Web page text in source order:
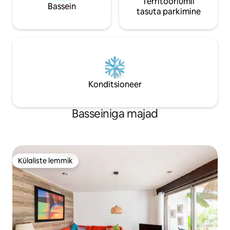
Bassein
tasuta parkimine
Konditsioneer
Basseiniga majad
Külaliste lemmik
Külaliste lemmik